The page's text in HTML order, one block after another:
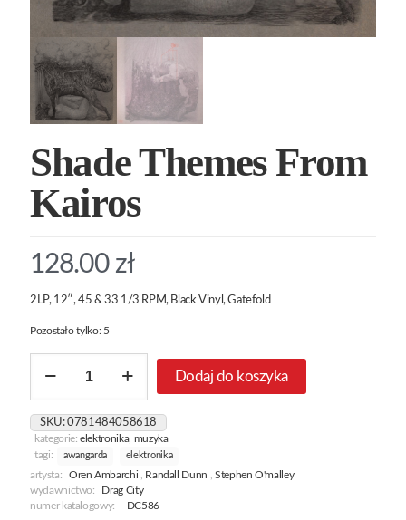
Shade Themes From
Kairos
128.00 zł
2LP, 12″, 45 & 33 1/3 RPM, Black Vinyl, Gatefold
Pozostało tylko: 5
Shade
From
Kairos
Dodaj do koszyka
SKU:0781484058618
kategorie:elektronika, muzyka
tagi:
awangarda elektronika
artysta: Oren Ambarchi Randall Dunn
Stephen O'malley
wydawnictwo:
Drag City
numer katalogowy:
DC586